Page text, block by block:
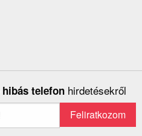
hibás telefon hirdetésekről